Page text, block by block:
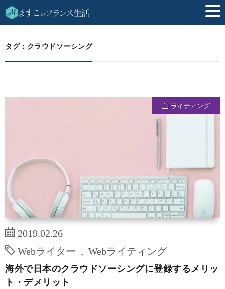
HOME クラウドソーシング
タグ：クラウドソーシング
ライティング
2019.02.26
Webライター
Webライティング
海外で日本のクラウドソーシングに登録するメリッ
ト・デメリット